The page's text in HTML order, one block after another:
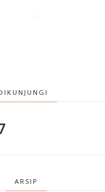
ARSIP